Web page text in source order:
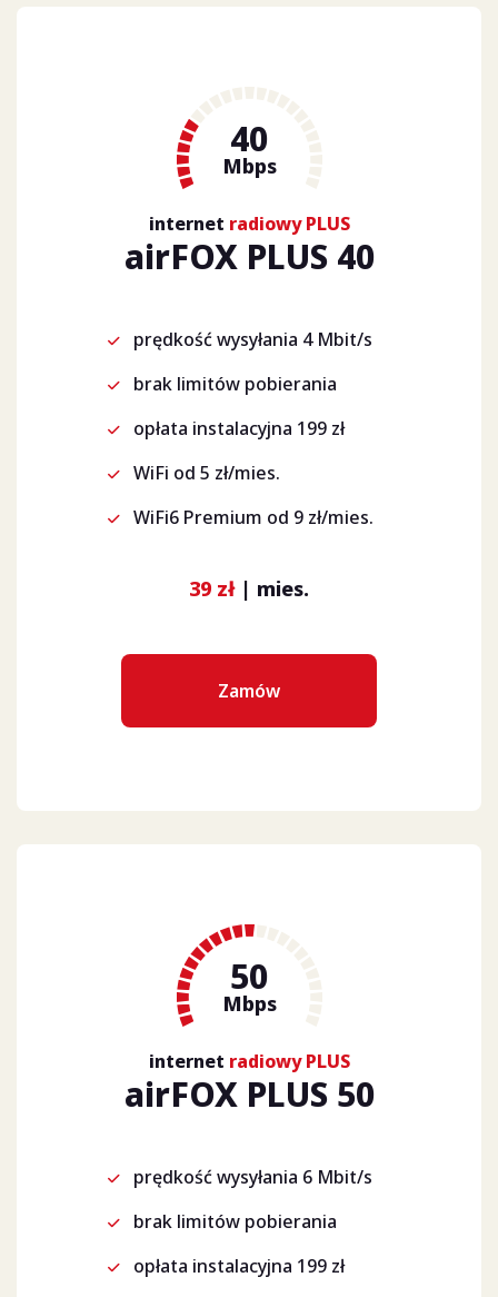
40
Mbps
internet radiowy PLUS
airFOX PLUS 40
prędkość wysyłania 4 Mbit/s
brak limitów pobierania
opłata instalacyjna 199 zł
WiFi od 5 zł/mies.
WiFi6 Premium od 9 zł/mies.
39 zł | mies.
Zamów
50
Mbps
internet radiowy PLUS
airFOX PLUS 50
prędkość wysyłania 6 Mbit/s
brak limitów pobierania
opłata instalacyjna 199 zł